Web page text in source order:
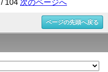
104 次のページへ
ページの先頭へ戻る